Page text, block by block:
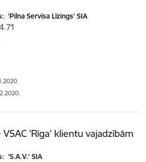
'Pilna Servisa Līzings' SIA
'Rīga' klientu vajadzībām
'S.A.V.' SIA